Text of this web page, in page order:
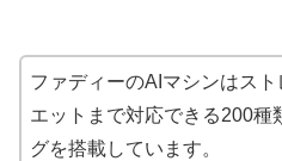
ファディーのAIマシンはスト
エットまで対応できる200種
グを搭載しています。